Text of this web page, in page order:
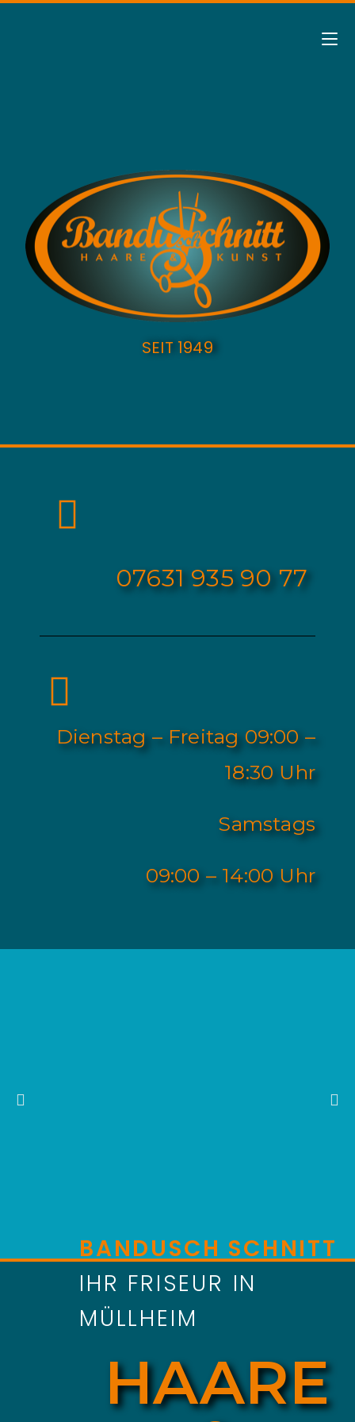
SEIT 1949
07631 935 90 77
Dienstag – Freitag 09:00 –
18:30 Uhr
Samstags
09:00 – 14:00 Uhr
BANDUSCH SCHNITT
IHR FRISEUR IN
MÜLLHEIM
HAARE